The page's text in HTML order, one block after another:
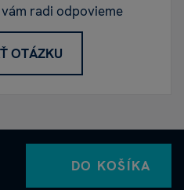
radi odpovieme
OTÁZKU
DO KOŠÍKA